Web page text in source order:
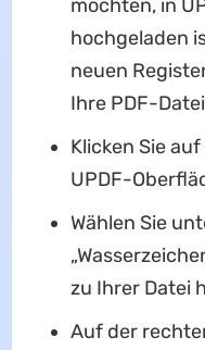
möchten, in
hochgeladen
neuen
Ihre PDF-
Klicken Sie
UPDF-
Wählen Sie
zu Ihrer Datei
Auf der